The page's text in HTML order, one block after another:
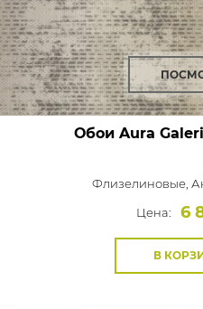
Обои Aura
Флизелиновые,
Цена:
6
В